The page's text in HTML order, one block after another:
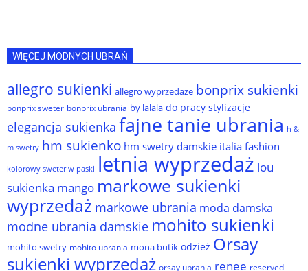
WIĘCEJ MODNYCH UBRAŃ
allegro sukienki allegro wyprzedaże bonprix sukienki
bonprix sweter bonprix ubrania by lalala do pracy stylizacje
elegancja sukienka fajne tanie ubrania h &
m swetry hm sukienko hm swetry damskie italia fashion
kolorowy sweter w paski letnia wyprzedaż lou
sukienka mango markowe sukienki
wyprzedaż markowe ubrania moda damska
modne ubrania damskie mohito sukienki
mohito swetry mohito ubrania mona butik odzież Orsay
sukienki wyprzedaż orsay ubrania renee reserved